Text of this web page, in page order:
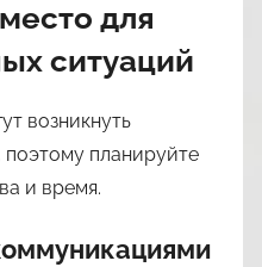
для
ситуаций
возникнуть
планируйте
и время.